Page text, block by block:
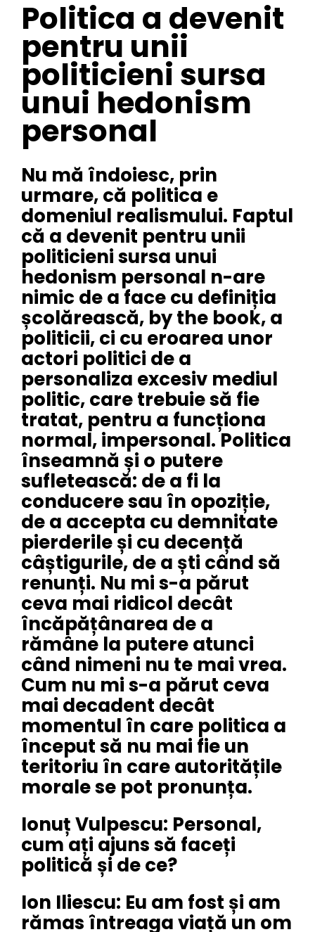
Politica a devenit
pentru unii
politicieni sursa
unui hedonism
personal
Nu mă îndoiesc, prin
urmare, că politica e
domeniul realismului. Faptul
că a devenit pentru unii
politicieni sursa unui
hedonism personal n-are
nimic de a face cu definiția
școlărească, by the book, a
politicii, ci cu eroarea unor
actori politici de a
personaliza excesiv mediul
politic, care trebuie să fie
tratat, pentru a funcționa
normal, impersonal. Politica
înseamnă și o putere
sufletească: de a fi la
conducere sau în opoziție,
de a accepta cu demnitate
pierderile și cu decență
câștigurile, de a ști când să
renunți. Nu mi s-a părut
ceva mai ridicol decât
încăpățânarea de a
rămâne la putere atunci
când nimeni nu te mai vrea.
Cum nu mi s-a părut ceva
mai decadent decât
momentul în care politica a
început să nu mai fie un
teritoriu în care autoritățile
morale se pot pronunța.
Ionuț Vulpescu: Personal,
cum ați ajuns să faceți
politică și de ce?
Ion Iliescu: Eu am fost și am
rămas întreaga viață un om